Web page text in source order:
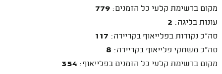
מקום ברשימת קלעי כל הזמנים: 779
עונות בליגה: 2
סה"כ נקודות בפלייאוף בקריירה: 117
סה"כ משחקי פלייאוף בקריירה: 8
מקום ברשימת קלעי כל הזמנים בפלייאוף: 354